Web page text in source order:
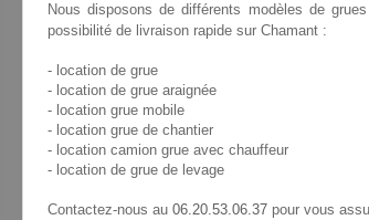
Nous disposons de différents modèles de
possibilité de livraison rapide sur Chamant :
- location de grue
- location de grue araignée
- location grue mobile
- location grue de chantier
- location camion grue avec chauffeur
- location de grue de levage
Contactez-nous au 06.20.53.06.37 pour vous